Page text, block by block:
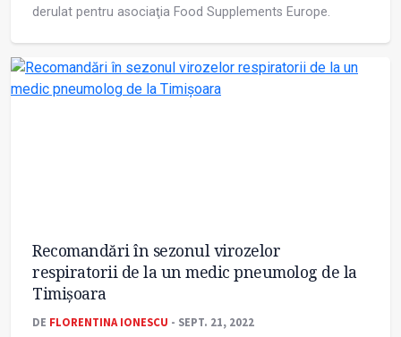
derulat pentru asociaţia Food Supplements Europe.
Recomandări în sezonul virozelor
respiratorii de la un medic pneumolog de la
Timișoara
DE FLORENTINA IONESCU - SEPT. 21, 2022